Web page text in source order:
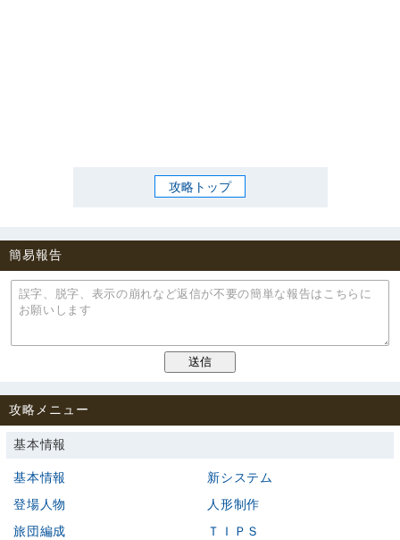
攻略トップ
簡易報告
攻略メニュー
基本情報
基本情報
新システム
登場人物
人形制作
旅団編成
ＴＩＰＳ